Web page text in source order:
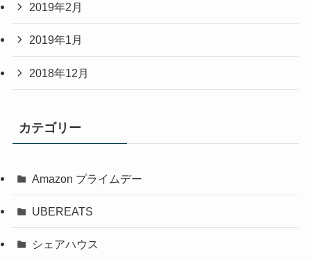
2019年2月
2019年1月
2018年12月
カテゴリー
Amazon プライムデー
UBEREATS
シェアハウス